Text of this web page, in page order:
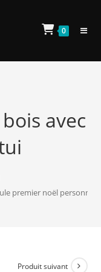
0
avec
premier noël
Produit suivant